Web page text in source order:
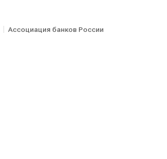
Ассоциация банков России